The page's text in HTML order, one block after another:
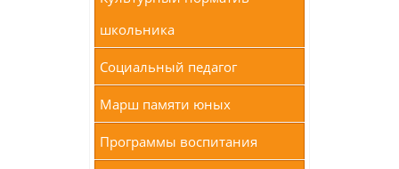
школьника
Социальный педагог
Марш памяти юных
Программы воспитания